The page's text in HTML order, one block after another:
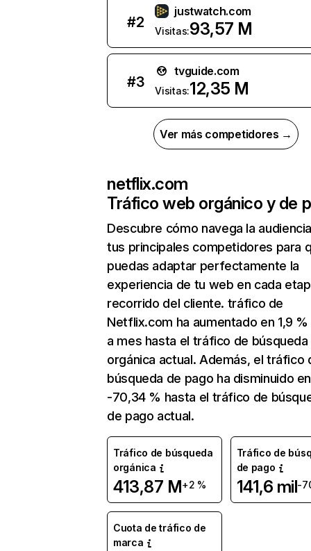
#2
justwatch.com
Visitas:93,57 M
#3
tvguide.com
Visitas:12,35 M
Ver más competidores →
netflix.com
Tráfico web orgánico y de
Descubre cómo navega la
tus principales competidores para
puedas adaptar perfectamente la
experiencia de tu web en cada
recorrido del cliente. tráfico de
Netflix.com ha aumentado en 1,9
a mes hasta el tráfico de búsqueda
orgánica actual. Además, el tráfico
búsqueda de pago ha disminuido en
-70,34 % hasta el tráfico de
de pago actual.
Tráfico de búsqueda
orgánica
413,87 M+2 %
Tráfico de
de pago
141,6 mil-
Cuota de tráfico de
marca